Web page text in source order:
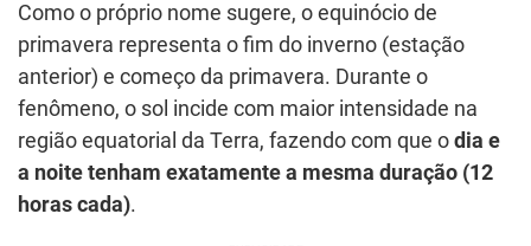
Como o próprio nome sugere, o equinócio de
primavera representa o fim do inverno (estação
anterior) e começo da primavera. Durante o
fenômeno, o sol incide com maior intensidade na
região equatorial da Terra, fazendo com que o dia e
a noite tenham exatamente a mesma duração (12
horas cada).